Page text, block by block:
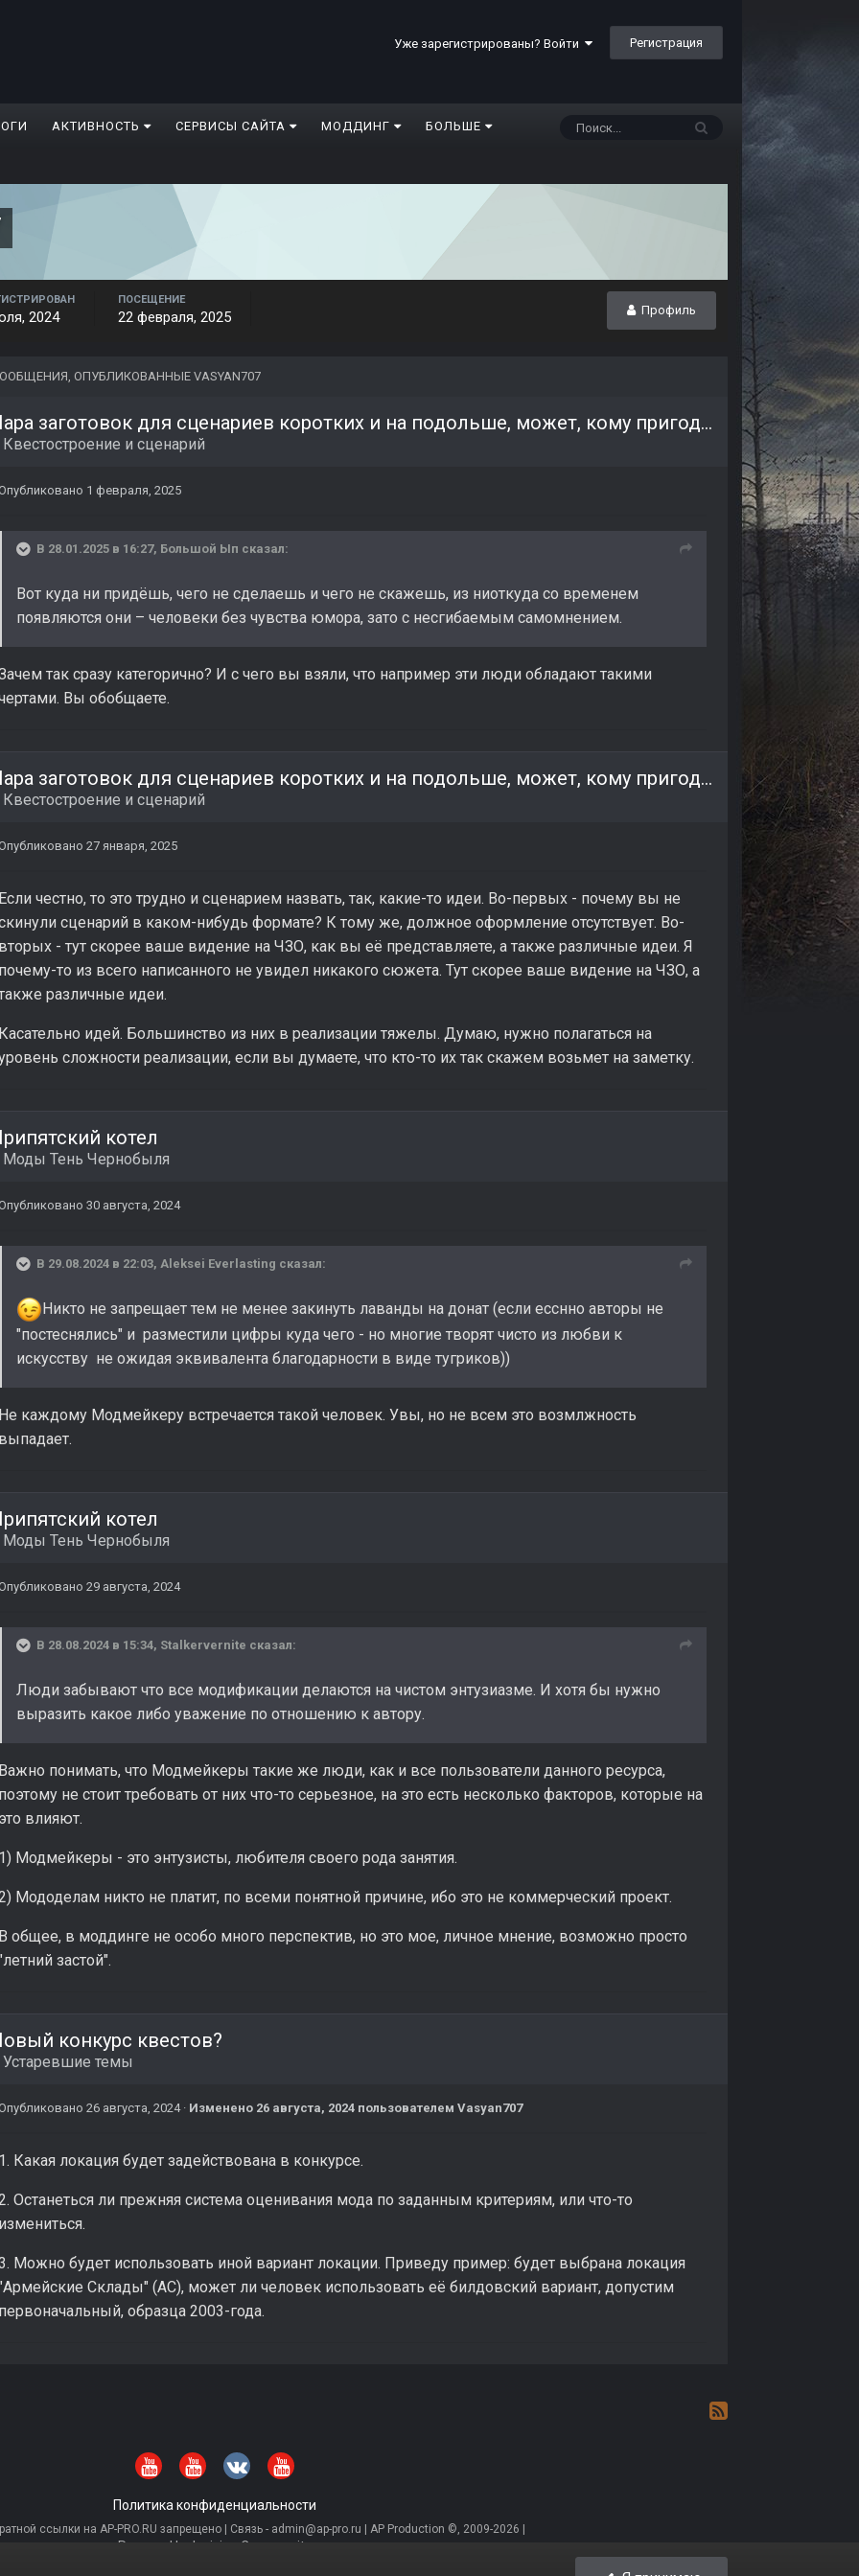
Уже зарегистрированы? Войти Регистрация
АКТИВНОСТЬ СЕРВИСЫ САЙТА МОДДИНГ БОЛЬШЕ
Профиль
2024
ПОСЕЩЕНИЕ
22 февраля, 2025
ОПУБЛИКОВАННЫЕ VASYAN707
Пара заготовок для сценариев коротких и на подольше, может, кому пригодится
Квестостроение и сценарий
1 февраля, 2025
В 28.01.2025 в 16:27, Большой Ып сказал:
Вот куда ни придёшь, чего не сделаешь и чего не скажешь, из ниоткуда со временем
появляются они – человеки без чувства юмора, зато с несгибаемым самомнением.
так сразу категорично? И с чего вы взяли, что например эти люди обладают такими
Вы обобщаете.
Пара заготовок для сценариев коротких и на подольше, может, кому пригодится
Квестостроение и сценарий
27 января, 2025
честно, то это трудно и сценарием назвать, так, какие-то идеи. Во-первых - почему вы не
сценарий в каком-нибудь формате? К тому же, должное оформление отсутствует. Во-
- тут скорее ваше видение на ЧЗО, как вы её представляете, а также различные идеи. Я
то из всего написанного не увидел никакого сюжета. Тут скорее ваше видение на ЧЗО, а
различные идеи.
идей. Большинство из них в реализации тяжелы. Думаю, нужно полагаться на
сложности реализации, если вы думаете, что кто-то их так скажем возьмет на заметку.
котел
Моды Тень Чернобыля
30 августа, 2024
В 29.08.2024 в 22:03, Aleksei Everlasting сказал:
Никто не запрещает тем не менее закинуть лаванды на донат (если есснно авторы не
"постеснялись" и разместили цифры куда чего - но многие творят чисто из любви к
искусству не ожидая эквивалента благодарности в виде тугриков))
каждому Модмейкеру встречается такой человек. Увы, но не всем это возмлжность
котел
Моды Тень Чернобыля
29 августа, 2024
В 28.08.2024 в 15:34, Stalkervernite сказал:
Люди забывают что все модификации делаются на чистом энтузиазме. И хотя бы нужно
выразить какое либо уважение по отношению к автору.
понимать, что Модмейкеры такие же люди, как и все пользователи данного ресурса,
не стоит требовать от них что-то серьезное, на это есть несколько факторов, которые на
влияют.
Модмейкеры - это энтузисты, любителя своего рода занятия.
Мододелам никто не платит, по всеми понятной причине, ибо это не коммерческий проект.
общее, в моддинге не особо много перспектив, но это мое, личное мнение, возможно просто
застой".
конкурс квестов?
Устаревшие темы
26 августа, 2024· Изменено 26 августа, 2024 пользователем Vasyan707
Какая локация будет задействована в конкурсе.
Останеться ли прежняя система оценивания мода по заданным критериям, или что-то
Можно будет использовать иной вариант локации. Приведу пример: будет выбрана локация
Склады" (АС), может ли человек использовать её билдовский вариант, допустим
образца 2003-года.
Политика конфиденциальности
ссылки на AP-PRO.RU запрещено | Связь - admin@ap-pro.ru | AP Production ©, 2009-2026 |
Powered by Invision Community